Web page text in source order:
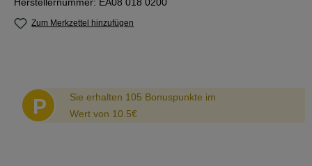
Zum Merkzettel hinzufügen
P
Sie erhalten 105 Bonuspunkte im
Wert von 10.5€